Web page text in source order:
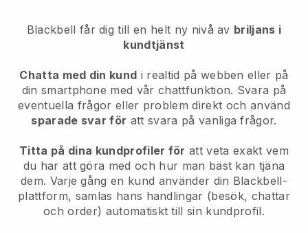
Blackbell får dig till en helt ny nivå av briljans i
kundtjänst
Chatta med din kund i realtid på webben eller på
din smartphone med vår chattfunktion. Svara på
eventuella frågor eller problem direkt och använd
sparade svar för att svara på vanliga frågor.
Titta på dina kundprofiler för att veta exakt vem
du har att göra med och hur man bäst kan tjäna
dem. Varje gång en kund använder din Blackbell-
plattform, samlas hans handlingar (besök, chattar
och order) automatiskt till sin kundprofil.